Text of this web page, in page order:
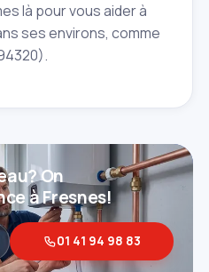
là pour vous aider à
ses environs, comme
On
à Fresnes!
01 41 94 98 83